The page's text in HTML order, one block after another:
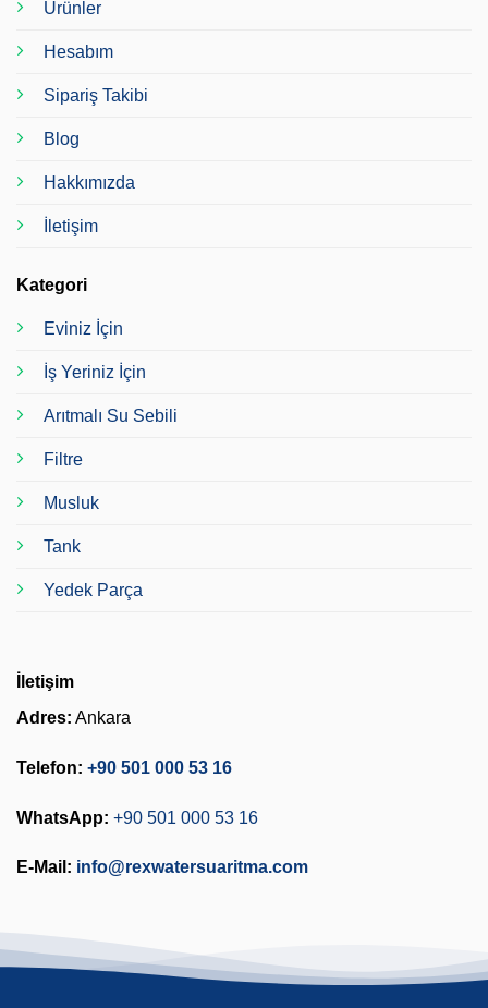
Ürünler
Hesabım
Sipariş Takibi
Blog
Hakkımızda
İletişim
Kategori
Eviniz İçin
İş Yeriniz İçin
Arıtmalı Su Sebili
Filtre
Musluk
Tank
Yedek Parça
İletişim
Adres: Ankara
Telefon: +90 501 000 53 16
WhatsApp: +90 501 000 53 16
E-Mail: info@rexwatersuaritma.com